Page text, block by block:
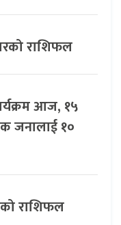
राशिफल
आज, १५
जनालाई १०
राशिफल